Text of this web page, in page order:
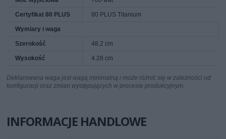
Certyfikat 80 PLUS 80 PLUS Titanium
Wymiary i waga
Szerokość 48.2 cm
Wysokość 4.28 cm
Deklarowana waga jest wagą minimalną i może różnić się w zależności od
konfiguracji oraz zmian występujących w procesie produkcyjnym.
INFORMACJE HANDLOWE